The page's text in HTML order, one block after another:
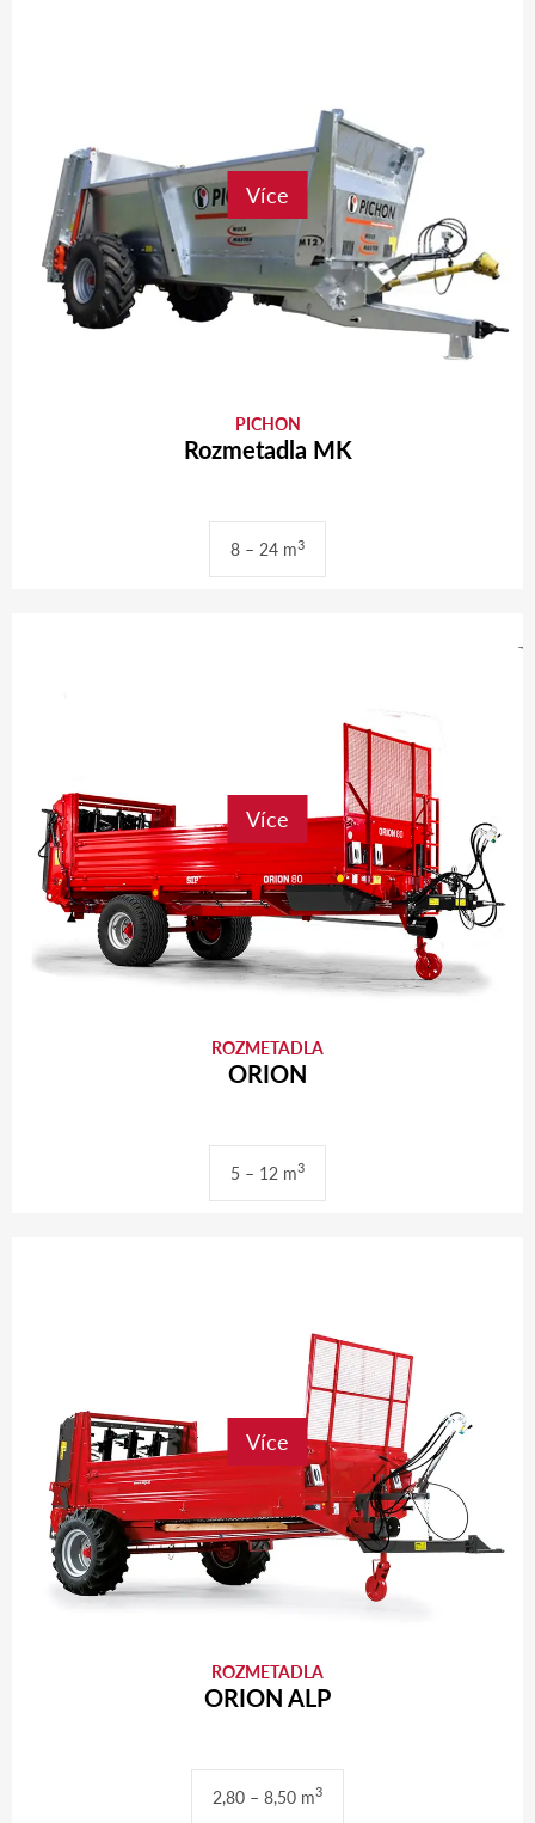
Více
PICHON
Rozmetadla MK
8 – 24 m3
Více
ROZMETADLA
ORION
5 – 12 m3
Více
ROZMETADLA
ORION ALP
2,80 – 8,50 m3